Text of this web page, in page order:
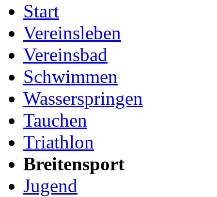
Start
Vereinsleben
Vereinsbad
Schwimmen
Wasserspringen
Tauchen
Triathlon
Breitensport
Jugend